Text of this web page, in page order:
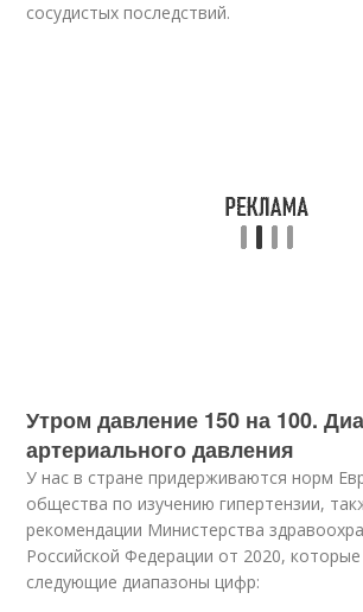
сосудистых последствий.
Утром давление 150 на 100.
артериального давления
У нас в стране придерживаются норм
общества по изучению гипертензии,
рекомендации Министерства
Российской Федерации от 2020,
следующие диапазоны цифр: